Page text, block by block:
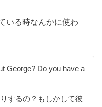
いる時なんかに使わ
George? Do you have a
するの？もしかして彼